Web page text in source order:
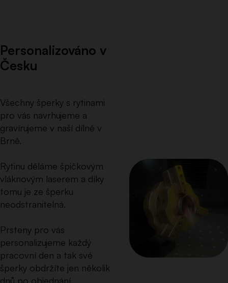
Personalizováno v
Česku
Všechny šperky s rytinami
pro vás navrhujeme a
gravírujeme v naší dílně v
Brně.
Rytinu děláme špičkovým
vláknovým laserem a díky
tomu je ze šperku
neodstranitelná.
Prsteny pro vás
personalizujeme každý
pracovní den a tak své
šperky obdržíte jen několik
dnů po objednání.